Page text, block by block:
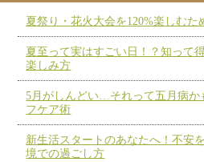
夏祭り・花火大会を120%楽しむた
夏至って実はすごい日！？知って
楽しみ方
5月がしんどい…それって五月病か
フケア術
新生活スタートのあなたへ！不安
境での過ごし方